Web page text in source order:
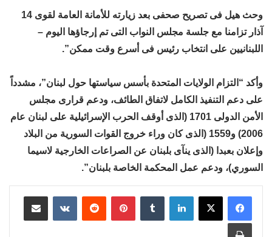
وحث هيل فى تصريح صحفى بعد زيارته للأمانة العامة لقوى 14
آذار تزامنا مع جلسة مجلس النواب التى تم إرجاؤها اليوم –
اللبنانيين على انتخاب رئيس فى أسرع وقت ممكن”.
وأكد “التزام الولايات المتحدة بأسس سياستها حول لبنان”، مشدداً
على دعم التنفيذ الكامل لاتفاق الطائف، ودعم قرارى مجلس
الأمن الدولى 1701 (الذى أوقف الحرب الإسرائيلية على لبنان عام
2006) و1559 (الذى كان وراء خروج القوات السورية من البلاد
وإعلان بعبدا (الذى ينآى بلبنان عن الصراعات الخارجية لاسيما
السوري)، ودعم عمل المحكمة الخاصة بلبنان”.
لينكدإن بينتيريست
مشاركة عبر البريد
طباعة